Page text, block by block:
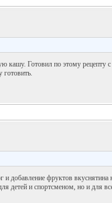
кашу. Готовил по этому рецепту
готовить.
и добавление фруктов
детей и спортсменом, но и для